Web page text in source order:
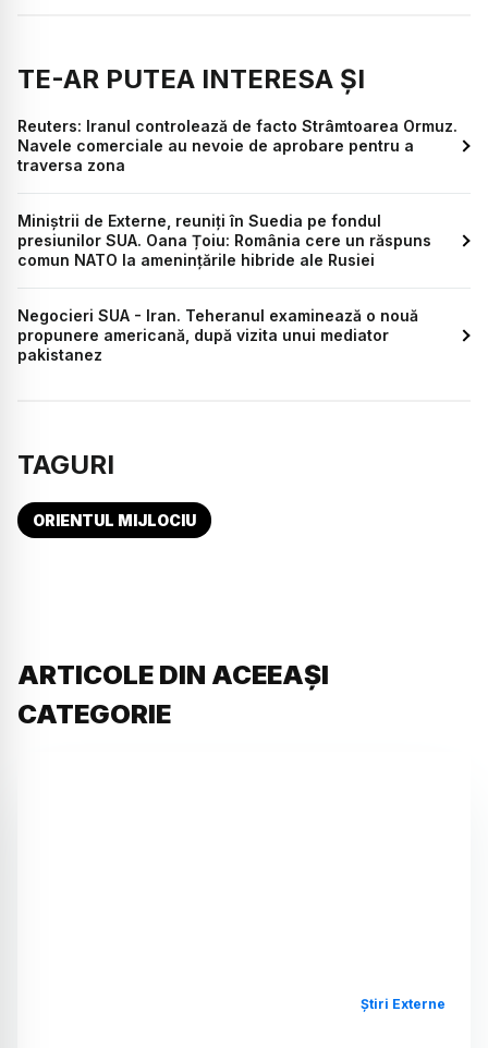
TE-AR PUTEA INTERESA ȘI
Reuters: Iranul controlează de facto Strâmtoarea Ormuz.
Navele comerciale au nevoie de aprobare pentru a
traversa zona
Miniștrii de Externe, reuniți în Suedia pe fondul
presiunilor SUA. Oana Țoiu: România cere un răspuns
comun NATO la amenințările hibride ale Rusiei
Negocieri SUA - Iran. Teheranul examinează o nouă
propunere americană, după vizita unui mediator
pakistanez
TAGURI
ORIENTUL MIJLOCIU
ARTICOLE DIN ACEEAȘI
CATEGORIE
Știri Externe